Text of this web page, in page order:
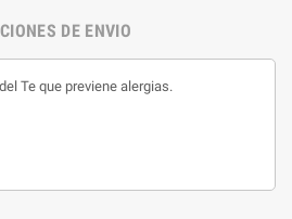
DE ENVIO
Te que previene alergias.